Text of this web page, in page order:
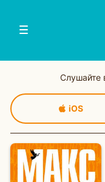
Слушайте
iOS